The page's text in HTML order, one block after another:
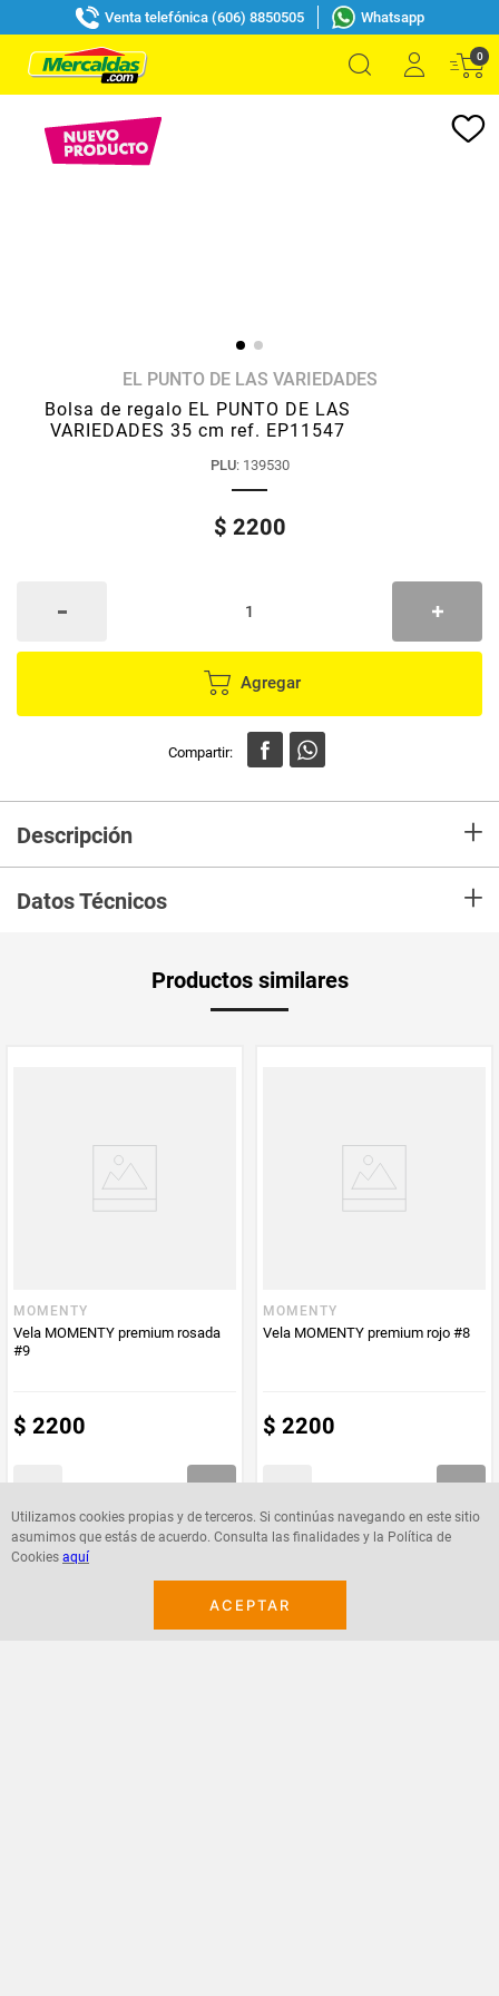
Venta telefónica (606) 8850505 Whatsapp
0
Utilizamos cookies propias y de terceros. Si continúas navegando en este sitio
asumimos que estás de acuerdo. Consulta las finalidades y la Política de
Cookies aquí
ACEPTAR
EL PUNTO DE LAS VARIEDADES
Bolsa de regalo EL PUNTO DE LAS
VARIEDADES 35 cm ref. EP11547
PLU: 139530
$ 2200
Agregar
Descripción +
Datos Técnicos +
Productos similares
MOMENTY
Vela MOMENTY premium rosada
#9
$ 2200
MOMENTY
Vela MOMENTY premium rojo #8
$ 2200